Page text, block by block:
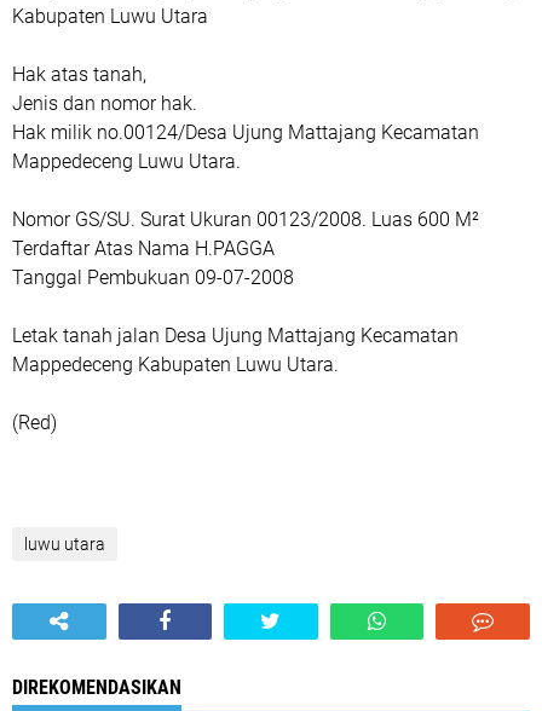
Kabupaten Luwu Utara
Hak atas tanah,
Jenis dan nomor hak.
Hak milik no.00124/Desa Ujung Mattajang Kecamatan
Mappedeceng Luwu Utara.
Nomor GS/SU. Surat Ukuran 00123/2008. Luas 600 M²
Terdaftar Atas Nama H.PAGGA
Tanggal Pembukuan 09-07-2008
Letak tanah jalan Desa Ujung Mattajang Kecamatan
Mappedeceng Kabupaten Luwu Utara.
(Red)
luwu utara
DIREKOMENDASIKAN